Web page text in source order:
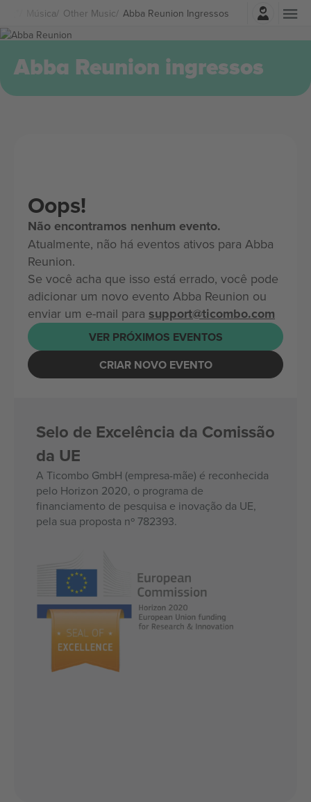
Música Other Music Abba Reunion Ingressos
Entrar
Abba Reunion ingressos
Oops!
Não encontramos nenhum evento.
Atualmente, não há eventos ativos para Abba
Reunion.
Se você acha que isso está errado, você pode
adicionar um novo evento Abba Reunion ou
enviar um e-mail para support@ticombo.com
VER PRÓXIMOS EVENTOS
CRIAR NOVO EVENTO
Selo de Excelência da Comissão
da UE
A Ticombo GmbH (empresa-mãe) é reconhecida
pelo Horizon 2020, o programa de
financiamento de pesquisa e inovação da UE,
pela sua proposta nº 782393.